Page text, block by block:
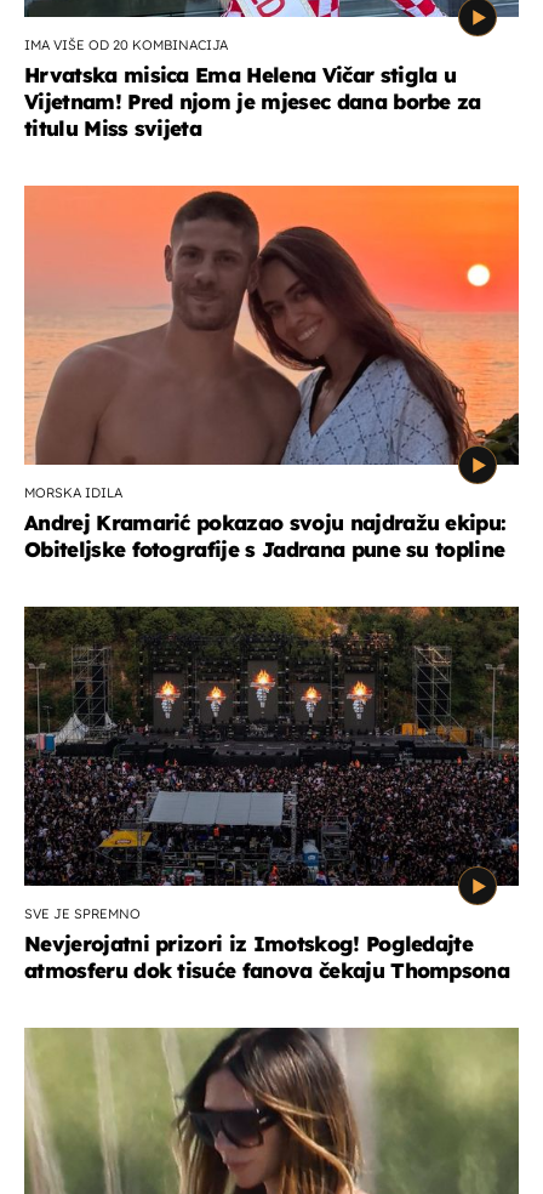
IMA VIŠE OD 20 KOMBINACIJA
Hrvatska misica Ema Helena Vičar stigla u
Vijetnam! Pred njom je mjesec dana borbe za
titulu Miss svijeta
MORSKA IDILA
Andrej Kramarić pokazao svoju najdražu ekipu:
Obiteljske fotografije s Jadrana pune su topline
SVE JE SPREMNO
Nevjerojatni prizori iz Imotskog! Pogledajte
atmosferu dok tisuće fanova čekaju Thompsona